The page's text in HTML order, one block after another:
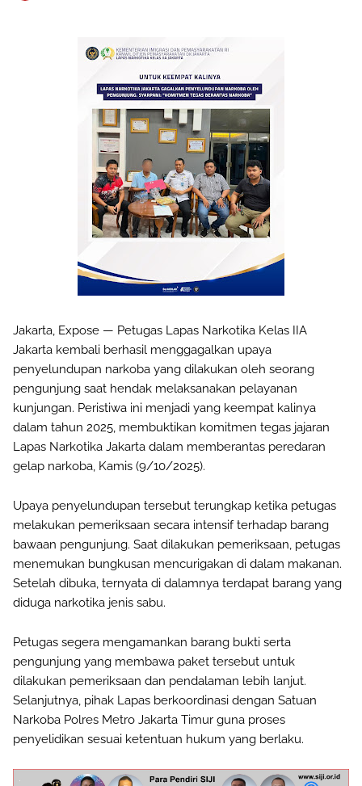
Jakarta, Expose — Petugas Lapas Narkotika Kelas IIA
Jakarta kembali berhasil menggagalkan upaya
penyelundupan narkoba yang dilakukan oleh seorang
pengunjung saat hendak melaksanakan pelayanan
kunjungan. Peristiwa ini menjadi yang keempat kalinya
dalam tahun 2025, membuktikan komitmen tegas jajaran
Lapas Narkotika Jakarta dalam memberantas peredaran
gelap narkoba, Kamis (9/10/2025).
Upaya penyelundupan tersebut terungkap ketika petugas
melakukan pemeriksaan secara intensif terhadap barang
bawaan pengunjung. Saat dilakukan pemeriksaan, petugas
menemukan bungkusan mencurigakan di dalam makanan.
Setelah dibuka, ternyata di dalamnya terdapat barang yang
diduga narkotika jenis sabu.
Petugas segera mengamankan barang bukti serta
pengunjung yang membawa paket tersebut untuk
dilakukan pemeriksaan dan pendalaman lebih lanjut.
Selanjutnya, pihak Lapas berkoordinasi dengan Satuan
Narkoba Polres Metro Jakarta Timur guna proses
penyelidikan sesuai ketentuan hukum yang berlaku.